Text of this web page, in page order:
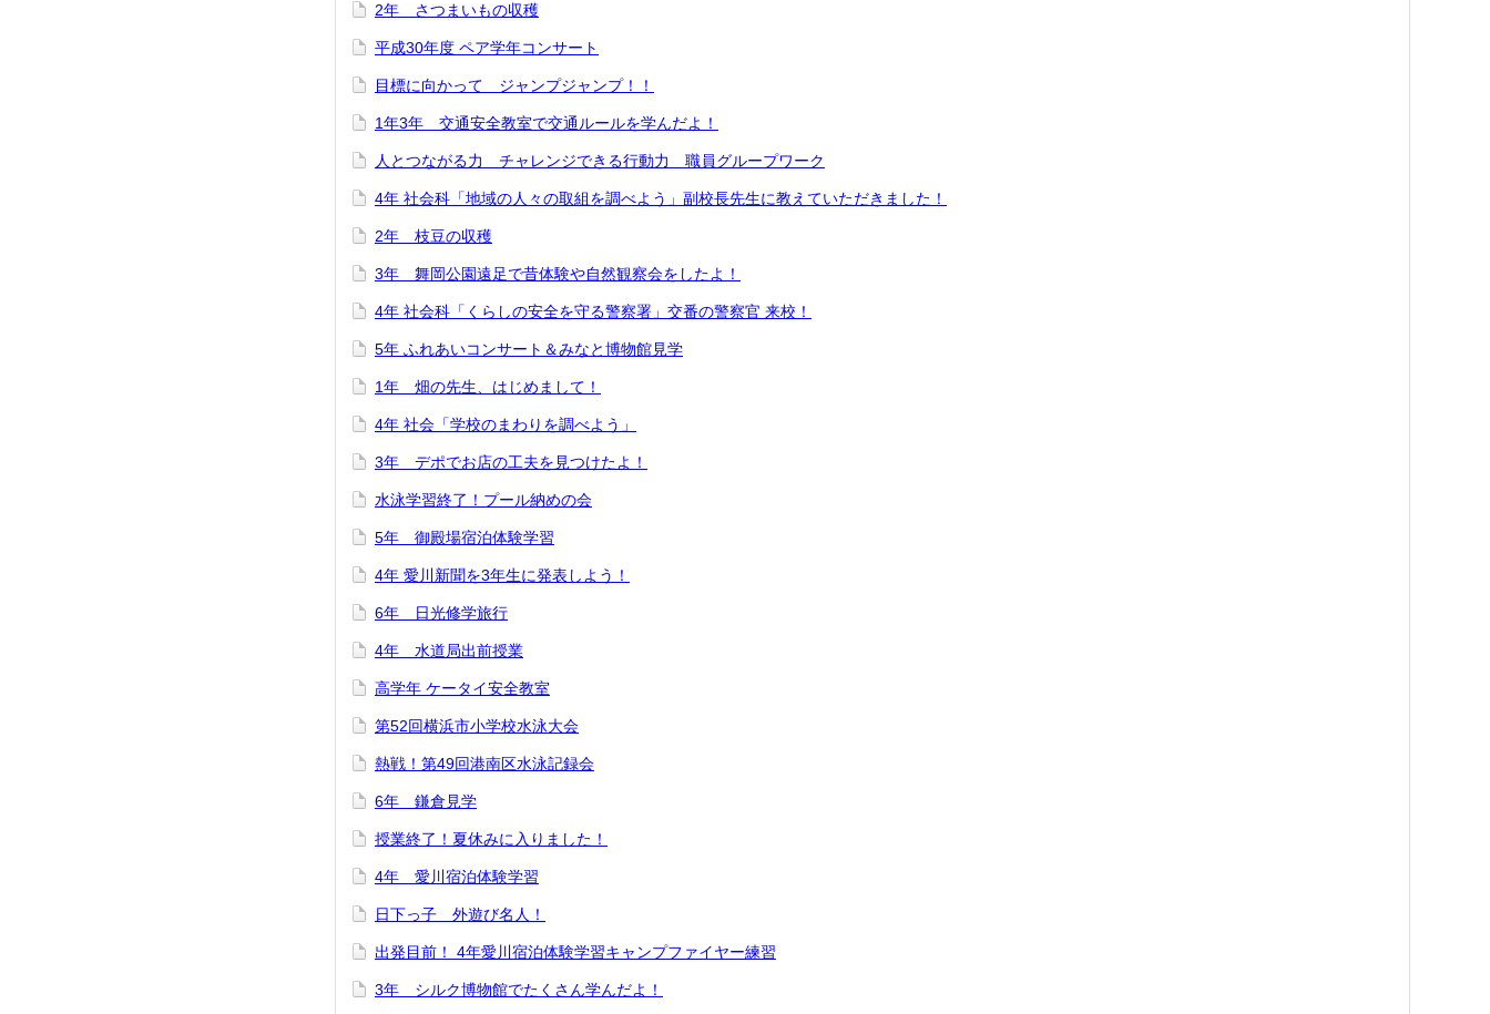
2年 さつまいもの収穫
平成30年度 ペア学年コンサート
目標に向かって ジャンプジャンプ！！
1年3年 交通安全教室で交通ルールを学んだよ！
人とつながる力 チャレンジできる行動力 職員グループワーク
4年 社会科「地域の人々の取組を調べよう」副校長先生に教えていただきました！
2年 枝豆の収穫
3年 舞岡公園遠足で昔体験や自然観察会をしたよ！
4年 社会科「くらしの安全を守る警察署」交番の警察官 来校！
5年 ふれあいコンサート＆みなと博物館見学
1年 畑の先生、はじめまして！
4年 社会「学校のまわりを調べよう」
3年 デポでお店の工夫を見つけたよ！
水泳学習終了！プール納めの会
5年 御殿場宿泊体験学習
4年 愛川新聞を3年生に発表しよう！
6年 日光修学旅行
4年 水道局出前授業
高学年 ケータイ安全教室
第52回横浜市小学校水泳大会
熱戦！第49回港南区水泳記録会
6年 鎌倉見学
授業終了！夏休みに入りました！
4年 愛川宿泊体験学習
日下っ子 外遊び名人！
出発目前！ 4年愛川宿泊体験学習キャンプファイヤー練習
3年 シルク博物館でたくさん学んだよ！